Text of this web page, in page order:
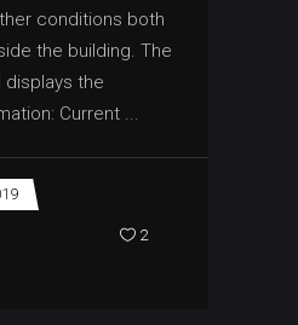
conditions both
the building. The
the
Current
2